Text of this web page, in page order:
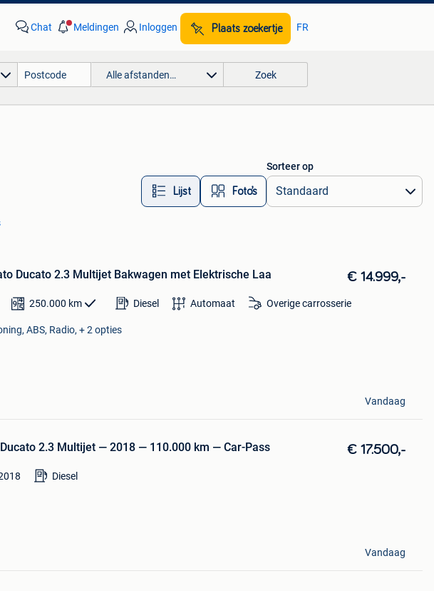
Chat Meldingen Inloggen Plaats zoekertje FR
Alle afstanden… Zoek
Lijst Foto’s
Sorteer op
Ducato 2.3 Multijet Bakwagen met Elektrische Laa € 14.999,-
250.000 km Diesel Automaat Overige carrosserie
ABS, Radio, + 2 opties
Vandaag
2.3 Multijet — 2018 — 110.000 km — Car-Pass € 17.500,-
Diesel
Vandaag